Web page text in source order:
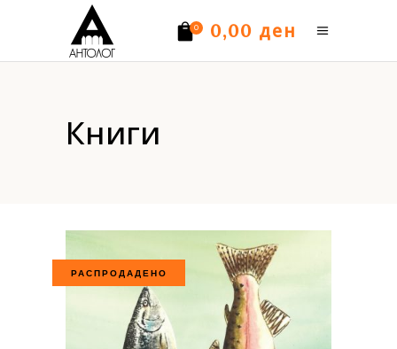
0 0,00 ден
Книги
РАСПРОДАДЕНО